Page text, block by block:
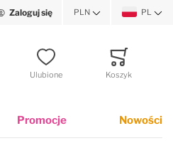
Zaloguj sięWalutaPLN PL
Ulubione Koszyk
Promocje Nowości